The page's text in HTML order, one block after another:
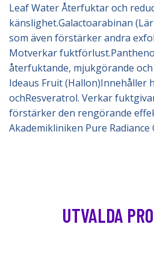
Leaf Water Återfuktar och
känslighet.Galactoarabinan
som även förstärker andra
Motverkar
återfuktande, mjukgörande
Ideaus Fruit (Hallon)Innehåller
ochResveratrol. Verkar
förstärker den rengörande
Akademikliniken Pure Radiance
UTVALDA